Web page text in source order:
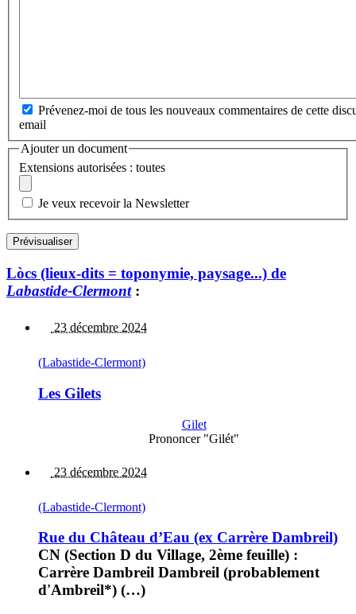
Prévenez-moi de tous les nouveaux commentaires de cette
email
Ajouter un document
Extensions autorisées : toutes
Je veux recevoir la Newsletter
Lòcs (lieux-dits = toponymie, paysage...) de
Labastide-Clermont:
23 décembre 2024
(Labastide-Clermont)
Les Gilets
Gilet
Prononcer "Gilét"
23 décembre 2024
(Labastide-Clermont)
Rue du Château d’Eau (ex Carrère Dambreil)
CN (Section D du Village, 2ème feuille) :
Carrère Dambreil Dambreil (probablement
d'Ambreil*) (…)